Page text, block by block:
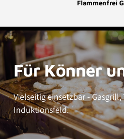
Flammenfrei
Für Könner
Vielseitig einsetzbar -
Induktionsfeld.